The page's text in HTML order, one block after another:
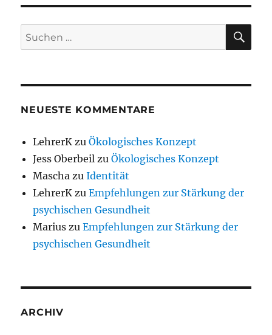
Suchen
nach:
NEUESTE KOMMENTARE
LehrerK zuÖkologisches Konzept
Jess Oberbeil zuÖkologisches Konzept
Mascha zuIdentität
LehrerK zuEmpfehlungen zur Stärkung der
psychischen Gesundheit
Marius zuEmpfehlungen zur Stärkung der
psychischen Gesundheit
ARCHIV